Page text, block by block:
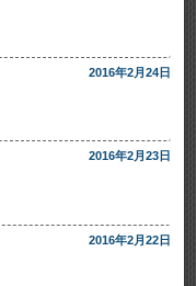
2016年2月24日
2016年2月23日
2016年2月22日